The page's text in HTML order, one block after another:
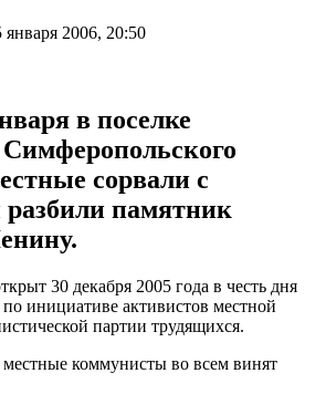
2006, 20:50
в поселке
сорвали с
разбили памятник
30 декабря 2005 года в честь дня
инициативе активистов местной
партии трудящихся.
местные коммунисты во всем винят